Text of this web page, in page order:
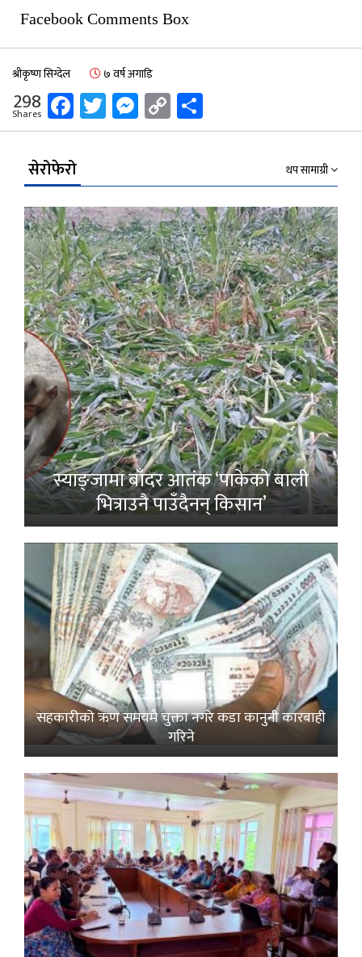
Facebook Comments Box
श्रीकृष्ण सिग्देल ७ वर्ष अगाडि
298
Shares Facebook
Twitter
Messenger
Copy
Link
सेरोफेरो थप सामाग्री
स्याङ्जामा बाँदर आतंक ‘पाकेको बाली
भित्राउनै पाउँदैनन् किसान’
सहकारीको ऋण समयमै चुक्ता नगरे कडा कानुनी कारबाही
गरिने